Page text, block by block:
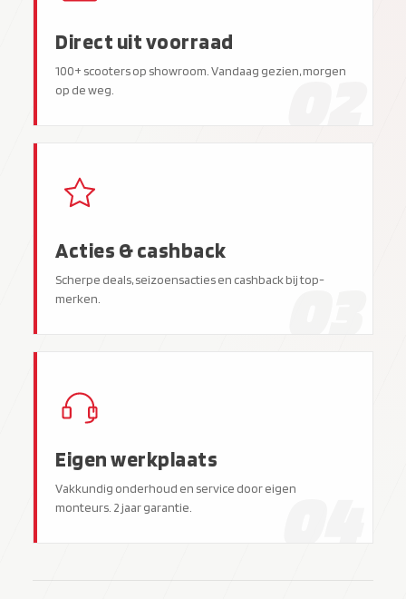
Direct uit voorraad
100+ scooters op showroom. Vandaag gezien, morgen
op de weg.
02
Acties & cashback
Scherpe deals, seizoensacties en cashback bij top-
merken.
03
Eigen werkplaats
Vakkundig onderhoud en service door eigen
monteurs. 2 jaar garantie.
04